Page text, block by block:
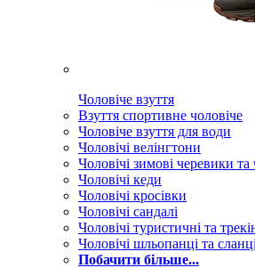
Чоловіче взуття
Взуття спортивне чоловіче
Чоловіче взуття для води
Чоловічі велінгтони
Чоловічі зимові черевики та
Чоловічі кеди
Чоловічі кросівки
Чоловічі сандалі
Чоловічі туристичні та
Чоловічі шльопанці та сланці
Побачити більше...